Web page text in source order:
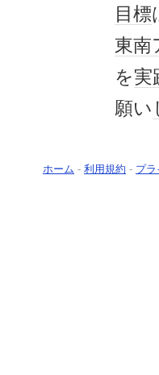
目標
東南
を実
願い
ホーム - 利用規約 - プ